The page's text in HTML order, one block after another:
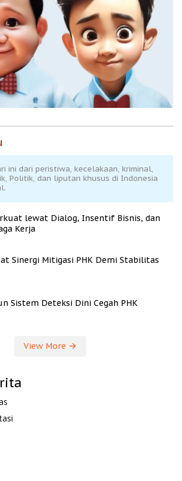
ini dari peristiwa, kecelakaan, kriminal,
Politik, dan liputan khusus di Indonesia
lewat Dialog, Insentif Bisnis, dan
Kerja
Sinergi Mitigasi PHK Demi Stabilitas
Sistem Deteksi Dini Cegah PHK
View More